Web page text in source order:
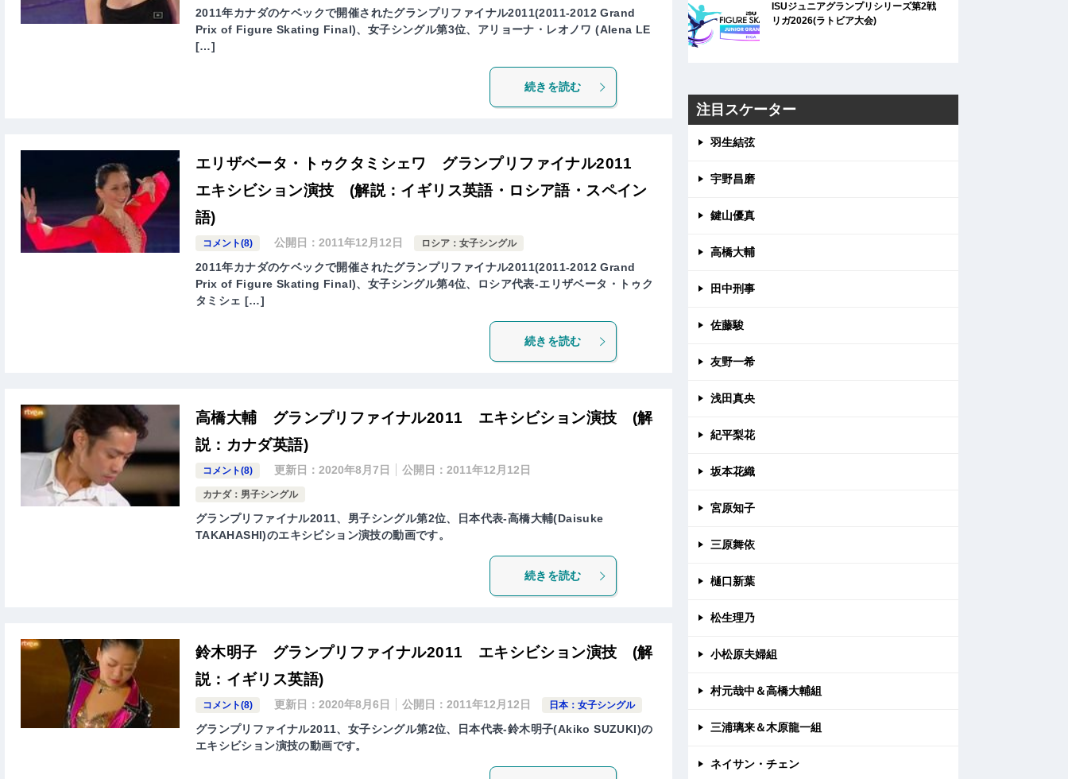
2011年カナダのケベックで開催されたグランプリファイナル2011(2011-2012 Grand
Prix of Figure Skating Final)、女子シングル第3位、アリョーナ・レオノワ (Alena LE
[…]
続きを読む
エリザベータ・トゥクタミシェワ グランプリファイナル2011
エキシビション演技 (解説：イギリス英語・ロシア語・スペイン
語)
コメント(8) 公開日：2011年12月12日 ロシア：女子シングル
2011年カナダのケベックで開催されたグランプリファイナル2011(2011-2012 Grand
Prix of Figure Skating Final)、女子シングル第4位、ロシア代表-エリザベータ・トゥク
タミシェ […]
続きを読む
高橋大輔 グランプリファイナル2011 エキシビション演技 (解
説：カナダ英語)
コメント(8) 更新日：2020年8月7日 公開日：2011年12月12日
カナダ：男子シングル
グランプリファイナル2011、男子シングル第2位、日本代表-高橋大輔(Daisuke
TAKAHASHI)のエキシビション演技の動画です。
続きを読む
鈴木明子 グランプリファイナル2011 エキシビション演技 (解
説：イギリス英語)
コメント(8) 更新日：2020年8月6日 公開日：2011年12月12日 日本：女子シングル
グランプリファイナル2011、女子シングル第2位、日本代表-鈴木明子(Akiko SUZUKI)の
エキシビション演技の動画です。
ISUジュニアグランプリシリーズ第2戦
リガ2026(ラトビア大会)
注目スケーター
羽生結弦
宇野昌磨
鍵山優真
高橋大輔
田中刑事
佐藤駿
友野一希
浅田真央
紀平梨花
坂本花織
宮原知子
三原舞依
樋口新葉
松生理乃
小松原夫婦組
村元哉中＆高橋大輔組
三浦璃来＆木原龍一組
ネイサン・チェン